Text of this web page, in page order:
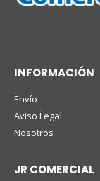
INFORMACIÓN
Envío
Aviso Legal
Nosotros
JR COMERCIAL